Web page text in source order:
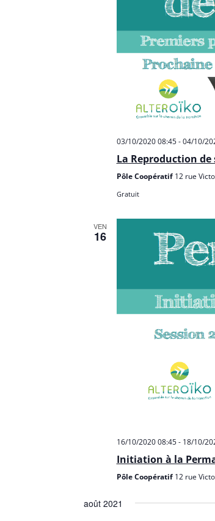
03/10/2020 08:45-04/10/
La Reproduction de
Pôle Coopératif 12 rue
Gratuit
VEN
16
16/10/2020 08:45- 18/10/
Initiation à la
Pôle Coopératif 12 rue
août 2021